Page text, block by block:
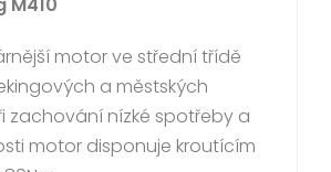
M410
motor ve střední třídě
a městských
zachování nízké spotřeby a
motor disponuje kroutícím